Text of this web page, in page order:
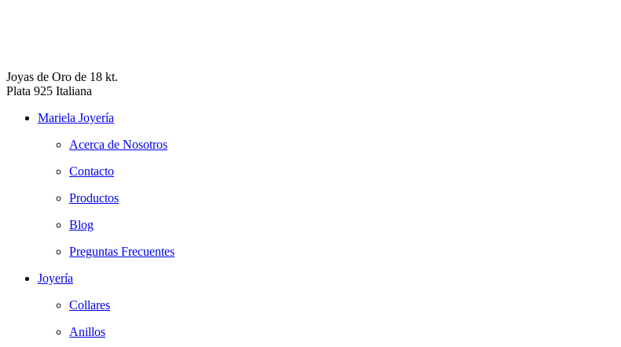
Joyas de Oro de 18 kt.
Plata 925 Italiana
Mariela Joyería
Acerca de Nosotros
Contacto
Productos
Blog
Preguntas Frecuentes
Joyería
Collares
Anillos